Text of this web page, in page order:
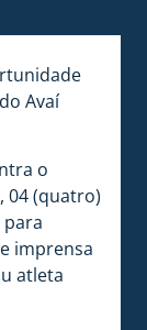
Avaí
o
04 (quatro)
imprensa
atleta